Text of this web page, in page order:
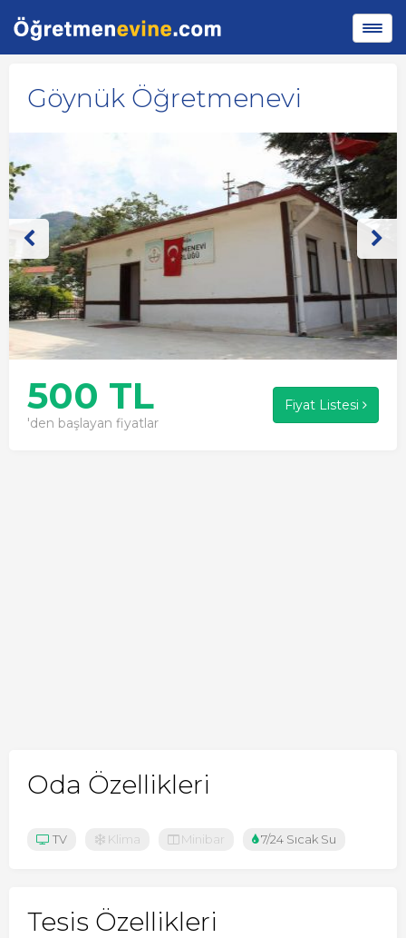
Göynük Öğretmenevi
500 TL
'den başlayan fiyatlar
Fiyat Listesi
Oda Özellikleri
TV Klima Minibar 7/24 Sıcak Su
Tesis Özellikleri